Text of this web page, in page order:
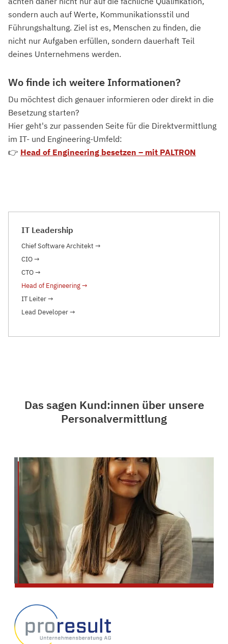
sondern auch auf Werte, Kommunikationsstil und
Führungshaltung. Ziel ist es, Menschen zu finden, die
nicht nur Aufgaben erfüllen, sondern dauerhaft Teil
deines Unternehmens werden.
Wo finde ich weitere Informationen?
Du möchtest dich genauer informieren oder direkt in die
Besetzung starten?
Hier geht's zur passenden Seite für die Direktvermittlung
im IT- und Engineering-Umfeld:
👉 Head of Engineering besetzen – mit PALTRON
IT Leadership
Chief Software Architekt →
CIO→
CTO→
Head of Engineering→
IT Leiter→
Lead Developer→
Das sagen Kund:innen über unsere
Personalvermittlung